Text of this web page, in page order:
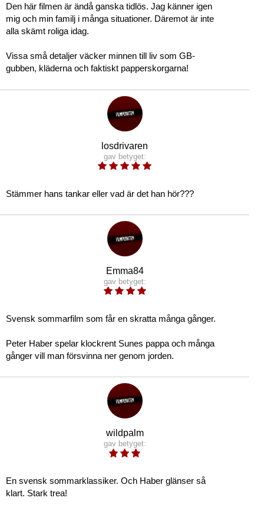
Den här filmen är ändå ganska tidlös. Jag känner igen
mig och min familj i många situationer. Däremot är inte
alla skämt roliga idag.
Vissa små detaljer väcker minnen till liv som GB-
gubben, kläderna och faktiskt papperskorgarna!
losdrivaren
gav betyget:
Stämmer hans tankar eller vad är det han hör???
Emma84
gav betyget:
Svensk sommarfilm som får en skratta många gånger.
Peter Haber spelar klockrent Sunes pappa och många
gånger vill man försvinna ner genom jorden.
wildpalm
gav betyget:
En svensk sommarklassiker. Och Haber glänser så
klart. Stark trea!